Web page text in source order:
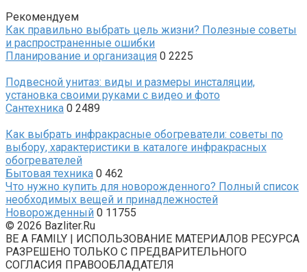
Рекомендуем
Как правильно выбрать цель жизни? Полезные советы
и распространенные ошибки
Планирование и организация 0 2225
Подвесной унитаз: виды и размеры инсталяции,
установка своими руками с видео и фото
Сантехника 0 2489
Как выбрать инфракрасные обогреватели: советы по
выбору, характеристики в каталоге инфракрасных
обогревателей
Бытовая техника 0 462
Что нужно купить для новорожденного? Полный список
необходимых вещей и принадлежностей
Новорожденный 0 11755
© 2026 Bazliter.Ru
BE A FAMILY | ИСПОЛЬЗОВАНИЕ МАТЕРИАЛОВ РЕСУРСА
РАЗРЕШЕНО ТОЛЬКО С ПРЕДВАРИТЕЛЬНОГО
СОГЛАСИЯ ПРАВООБЛАДАТЕЛЯ